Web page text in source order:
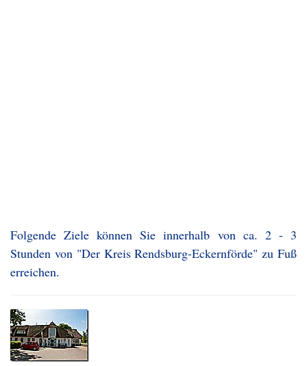
Folgende Ziele können Sie innerhalb von ca. 2 - 3
Stunden von "Der Kreis Rendsburg-Eckernförde" zu Fuß
erreichen.